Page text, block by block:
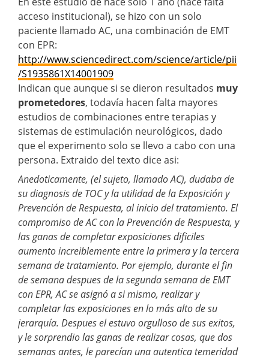
acceso institucional), se hizo con un solo
paciente llamado AC, una combinación de EMT
con EPR:
http://www.sciencedirect.com/science/article/pii
/S1935861X14001909
Indican que aunque si se dieron resultados muy
prometedores, todavía hacen falta mayores
estudios de combinaciones entre terapias y
sistemas de estimulación neurológicos, dado
que el experimento solo se llevo a cabo con una
persona. Extraido del texto dice asi:
Anedoticamente, (el sujeto, llamado AC), dudaba de
su diagnosis de TOC y la utilidad de la Exposición y
Prevención de Respuesta, al inicio del tratamiento. El
compromiso de AC con la Prevención de Respuesta, y
las ganas de completar exposiciones dificiles
aumento increiblemente entre la primera y la tercera
semana de tratamiento. Por ejemplo, durante el fin
de semana despues de la segunda semana de EMT
con EPR, AC se asignó a si mismo, realizar y
completar las exposiciones en lo más alto de su
jerarquía. Despues el estuvo orgulloso de sus exitos,
y le sorprendio las ganas de realizar cosas, que dos
semanas antes, le parecían una autentica temeridad